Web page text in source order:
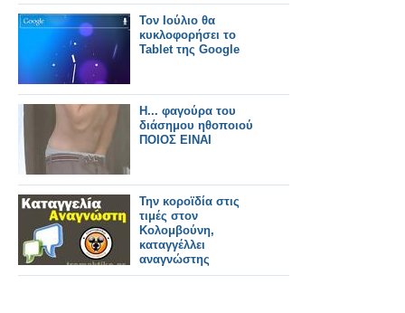
Τον Ιούλιο θα
κυκλοφορήσει το
Tablet της Google
Η... φαγούρα του
διάσημου ηθοποιού
ΠΟΙΟΣ ΕΙΝΑΙ
Την κοροϊδία στις
τιμές στον
Κολομβούνη,
καταγγέλλει
αναγνώστης